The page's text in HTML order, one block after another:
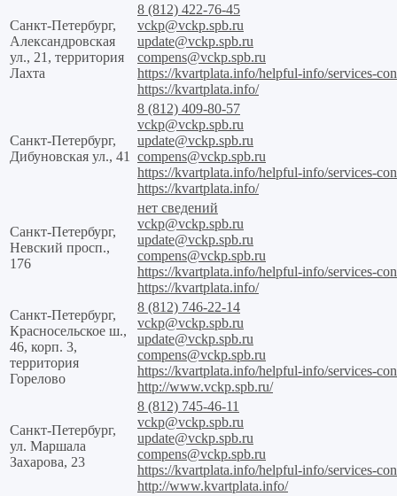
Санкт-Петербург,
Александровская
ул., 21, территория
Лахта
8 (812) 422-76-45
vckp@vckp.spb.ru
update@vckp.spb.ru
compens@vckp.spb.ru
https://kvartplata.info/helpful-info/services-
https://kvartplata.info/
Санкт-Петербург,
Дибуновская ул., 41
8 (812) 409-80-57
vckp@vckp.spb.ru
update@vckp.spb.ru
compens@vckp.spb.ru
https://kvartplata.info/helpful-info/services-
https://kvartplata.info/
Санкт-Петербург,
Невский просп.,
176
нет сведений
vckp@vckp.spb.ru
update@vckp.spb.ru
compens@vckp.spb.ru
https://kvartplata.info/helpful-info/services-
https://kvartplata.info/
Санкт-Петербург,
Красносельское ш.,
46, корп. 3,
территория
Горелово
8 (812) 746-22-14
vckp@vckp.spb.ru
update@vckp.spb.ru
compens@vckp.spb.ru
https://kvartplata.info/helpful-info/services-
http://www.vckp.spb.ru/
Санкт-Петербург,
ул. Маршала
Захарова, 23
8 (812) 745-46-11
vckp@vckp.spb.ru
update@vckp.spb.ru
compens@vckp.spb.ru
https://kvartplata.info/helpful-info/services-
http://www.kvartplata.info/